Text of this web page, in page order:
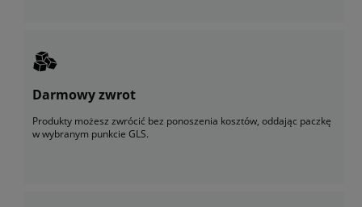
Darmowy zwrot
Produkty możesz zwrócić bez ponoszenia kosztów, oddając paczkę
w wybranym punkcie GLS.